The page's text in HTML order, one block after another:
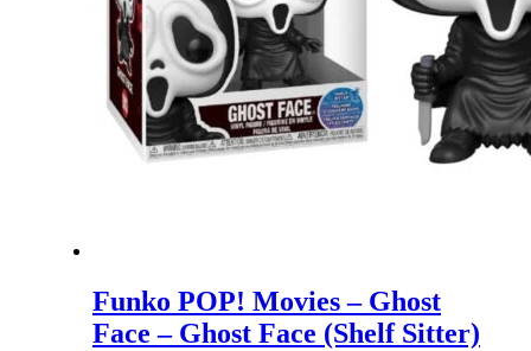
Funko POP! Movies – Ghost
Face – Ghost Face (Shelf Sitter)